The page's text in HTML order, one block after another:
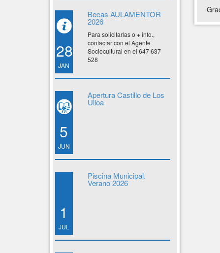
28
JAN
Becas AULAMENTOR
2026
Para solicitarlas o + info.,
contactar con el Agente
Sociocultural en el 647 637
528
5
JUN
Apertura Castillo de Los
Ulloa
1
JUL
Piscina Municipal.
Verano 2026